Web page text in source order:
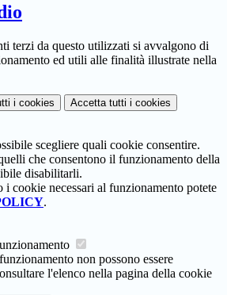
terzi da questo utilizzati si avvalgono di
ed utili alle finalità illustrate nella
i cookies Accetta tutti i cookies
scegliere quali cookie consentire.
che consentono il funzionamento della
disabilitarli.
i cookie necessari al funzionamento potete
.
non possono essere
l'elenco nella pagina della cookie